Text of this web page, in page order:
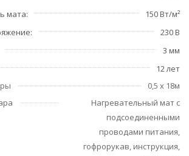
мата
150 Вт/м²
230 В
3 мм
12 лет
0,5 x 18м
Нагревательный мат с
подсоединенными
проводами питания,
гофрорукав, инструкция,